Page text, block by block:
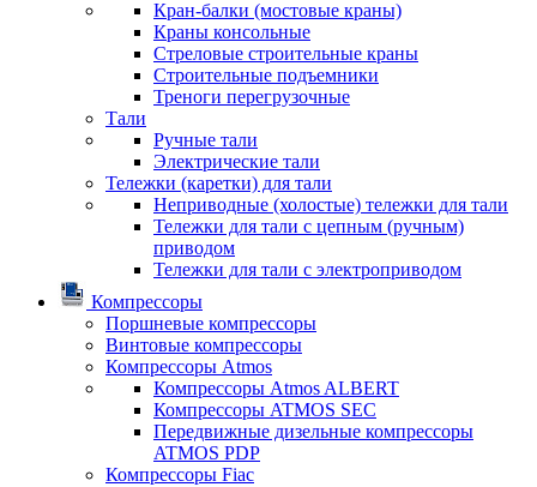
Кран-балки (мостовые краны)
Краны консольные
Стреловые строительные краны
Строительные подъемники
Треноги перегрузочные
Тали
Ручные тали
Электрические тали
Тележки (каретки) для тали
Неприводные (холостые) тележки для тали
Тележки для тали с цепным (ручным)
приводом
Тележки для тали с электроприводом
Компрессоры
Поршневые компрессоры
Винтовые компрессоры
Компрессоры Atmos
Компрессоры Atmos ALBERT
Компрессоры ATMOS SEC
Передвижные дизельные компрессоры
ATMOS PDP
Компрессоры Fiac